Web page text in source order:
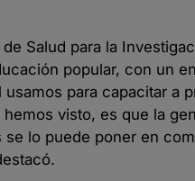
Salud para la
popular, con un
para capacitar a
visto, es que la
lo puede poner en